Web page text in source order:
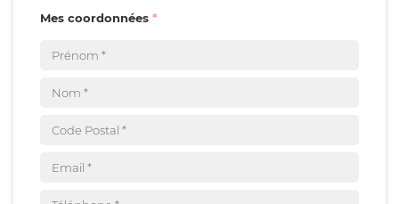
Mes coordonnées